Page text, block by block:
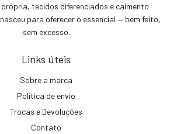
tecidos diferenciados e caimento
para oferecer o essencial — bem feito,
sem excesso.
Links úteis
Sobre a marca
Política de envio
Trocas e Devoluções
Contato